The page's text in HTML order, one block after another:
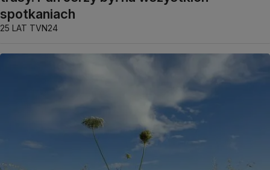
spotkaniach
25 LAT TVN24